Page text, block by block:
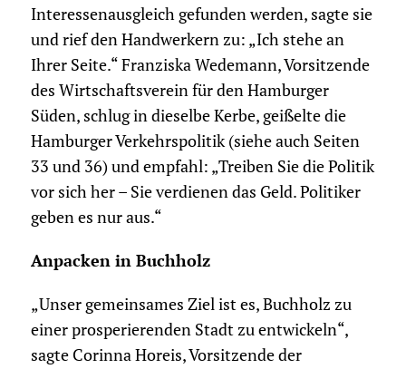
Interessenausgleich gefunden werden, sagte sie
und rief den Handwerkern zu: „Ich stehe an
Ihrer Seite.“ Franziska Wedemann, Vorsitzende
des Wirtschaftsverein für den Hamburger
Süden, schlug in dieselbe Kerbe, geißelte die
Hamburger Verkehrspolitik (siehe auch Seiten
33 und 36) und empfahl: „Treiben Sie die Politik
vor sich her – Sie verdienen das Geld. Politiker
geben es nur aus.“
Anpacken in Buchholz
„Unser gemeinsames Ziel ist es, Buchholz zu
einer prosperierenden Stadt zu entwickeln“,
sagte Corinna Horeis, Vorsitzende der